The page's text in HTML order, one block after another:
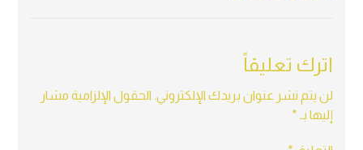
اترك تعليقاً
لن يتم نشر عنوان بريدك الإلكتروني. الحقول الإلزامية مشار
إليها بـ *